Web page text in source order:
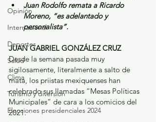
Opinión
Internacional
Deportes
Salud
Clima
Turismo y diversión
Elecciones presidenciales 2024
Juan Rodolfo remata a Ricardo
Moreno, “es adelantado y
personalista”.
JUAN GABRIEL GONZÁLEZ CRUZ
Desde la semana pasada muy
sigilosamente, literalmente a salto de
mata, los priistas mexiquenses han
celebrado sus llamadas “Mesas Políticas
Municipales” de cara a los comicios del
2021.